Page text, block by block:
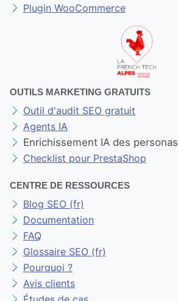
Plugin WooCommerce
OUTILS MARKETING GRATUITS
Outil d'audit SEO gratuit
Agents IA
Enrichissement IA des personas
Checklist pour PrestaShop
CENTRE DE RESSOURCES
Blog SEO (fr)
Documentation
FAQ
Glossaire SEO (fr)
Pourquoi ?
Avis clients